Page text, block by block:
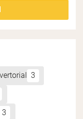
3
3